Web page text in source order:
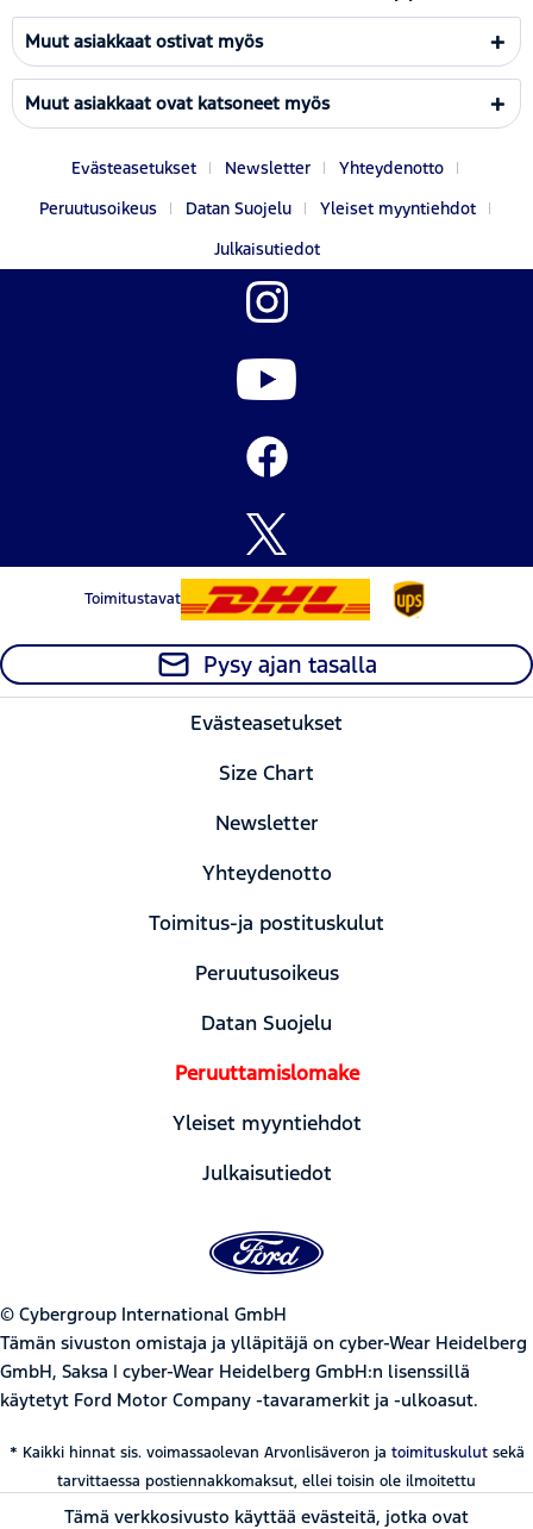
Muut asiakkaat ostivat myös
Muut asiakkaat ovat katsoneet myös
Evästeasetukset Newsletter
Yhteydenotto
Peruutusoikeus
Datan Suojelu
Yleiset myyntiehdot
Julkaisutiedot
Toimitustavat
Pysy ajan tasalla
Evästeasetukset
Size Chart
Newsletter
Yhteydenotto
Toimitus-ja postituskulut
Peruutusoikeus
Datan Suojelu
Peruuttamislomake
Yleiset myyntiehdot
Julkaisutiedot
© Cybergroup International GmbH
Tämän sivuston omistaja ja ylläpitäjä on cyber-Wear Heidelberg
GmbH, Saksa | cyber-Wear Heidelberg GmbH:n lisenssillä
käytetyt Ford Motor Company -tavaramerkit ja -ulkoasut.
* Kaikki hinnat sis. voimassaolevan Arvonlisäveron ja toimituskulutsekä
tarvittaessa postiennakkomaksut, ellei toisin ole ilmoitettu
Tämä verkkosivusto käyttää evästeitä, jotka ovat